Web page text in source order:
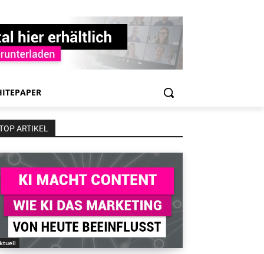
ARTIKEL